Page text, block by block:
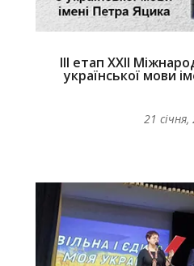
ІІІ етап ХХІІ
української мови
21